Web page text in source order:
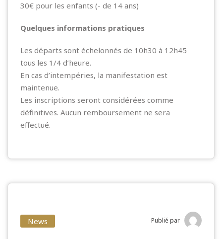
30€ pour les enfants (- de 14 ans)
Quelques informations pratiques
Les départs sont échelonnés de 10h30 à 12h45
tous les 1/4 d’heure.
En cas d’intempéries, la manifestation est
maintenue.
Les inscriptions seront considérées comme
définitives. Aucun remboursement ne sera
effectué.
News Publié par